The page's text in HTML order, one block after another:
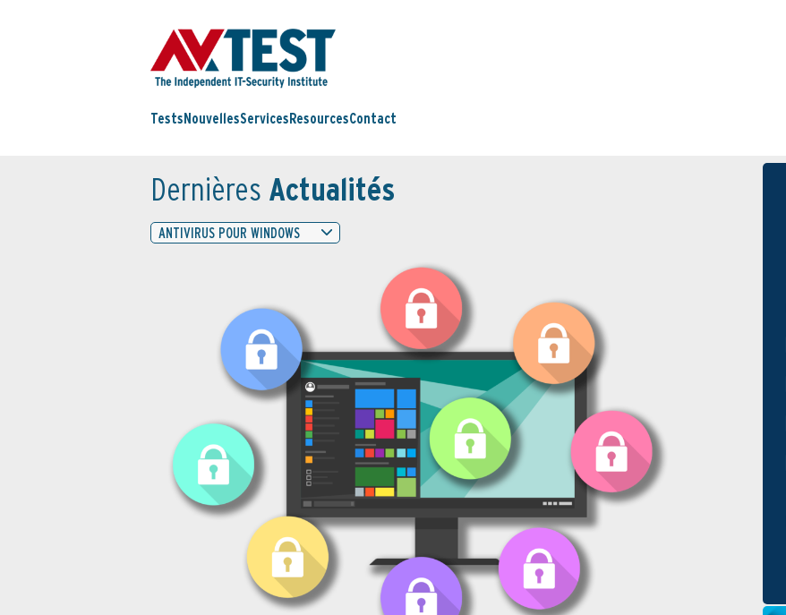
Tests NouvellesServices ResourcesContact
Dernières Actualités
ANTIVIRUS POUR WINDOWS